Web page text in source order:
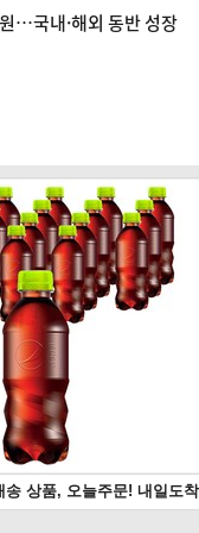
…국내·해외 동반 성장